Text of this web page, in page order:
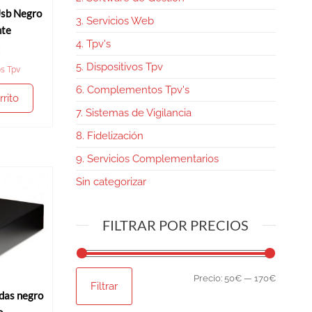
Negro
Tpv
negro
3. Servicios Web
4. Tpv's
5. Dispositivos Tpv
6. Complementos Tpv's
7. Sistemas de Vigilancia
8. Fidelización
9. Servicios Complementarios
Sin categorizar
FILTRAR POR PRECIOS
Filtrar
Precio: 50€ — 170€